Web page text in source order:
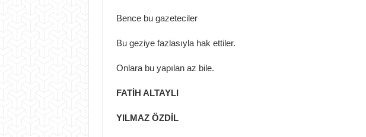
Bence bu gazeteciler
Bu geziye fazlasıyla hak ettiler.
Onlara bu yapılan az bile.
FATİH ALTAYLI
YILMAZ ÖZDİL